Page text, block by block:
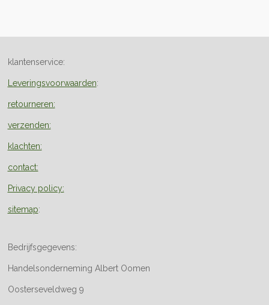
klantenservice:
Leveringsvoorwaarden:
retourneren:
verzenden:
klachten:
contact:
Privacy policy:
sitemap:
Bedrijfsgegevens:
Handelsonderneming Albert Oomen
Oosterseveldweg 9